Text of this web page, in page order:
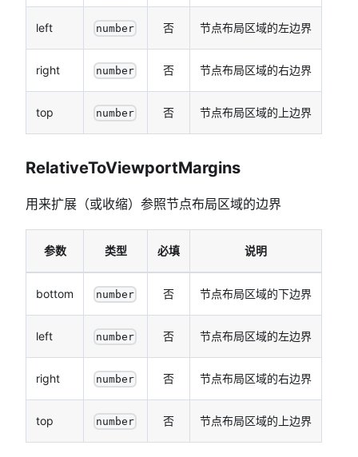
left number 否 节点布局区域的左边界
right number 否 节点布局区域的右边界
top number 否 节点布局区域的上边界
RelativeToViewportMargins
用来扩展（或收缩）参照节点布局区域的边界
参数 类型 必填 说明
bottom number 否 节点布局区域的下边界
left number 否 节点布局区域的左边界
right number 否 节点布局区域的右边界
top number 否 节点布局区域的上边界